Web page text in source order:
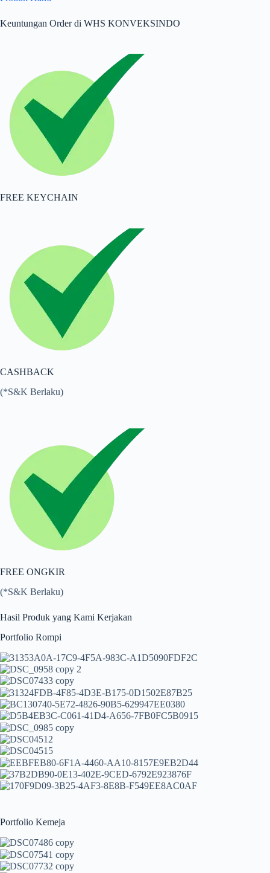
Keuntungan Order di WHS KONVEKSINDO
FREE KEYCHAIN
CASHBACK
(*S&K Berlaku)
FREE ONGKIR
(*S&K Berlaku)
Hasil Produk yang Kami Kerjakan
Portfolio Rompi
Portfolio Kemeja